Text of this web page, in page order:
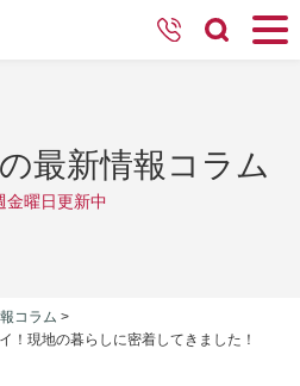
最新情報コラム
曜日更新中
コラム >
！現地の暮らしに密着してきました！